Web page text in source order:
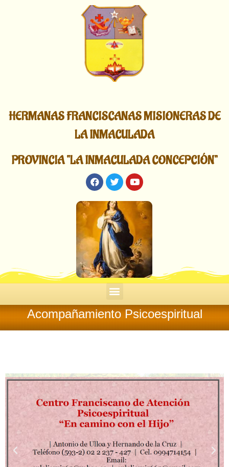
HERMANAS FRANCISCANAS MISIONERAS DE
LA INMACULADA
PROVINCIA “LA INMACULADA CONCEPCIÓN”
Acompañamiento Psicoespiritual